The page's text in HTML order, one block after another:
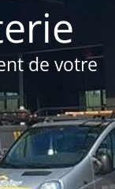
de votre